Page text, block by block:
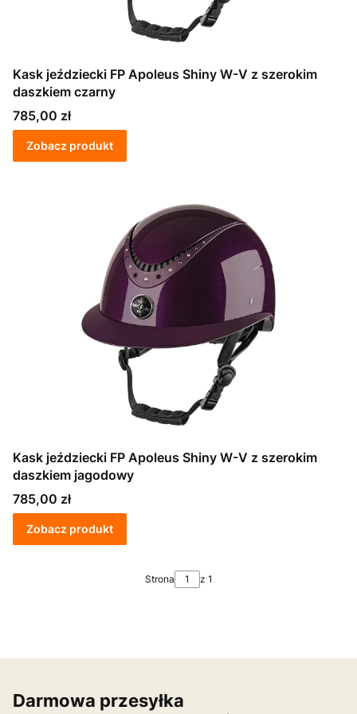
Kask jeździecki FP Apoleus Shiny W-V z szerokim
daszkiem czarny
Cena
785,00 zł
Zobacz produkt
Kask jeździecki FP Apoleus Shiny W-V z szerokim
daszkiem jagodowy
Cena
785,00 zł
Zobacz produkt
Strona z 1
Darmowa przesyłka